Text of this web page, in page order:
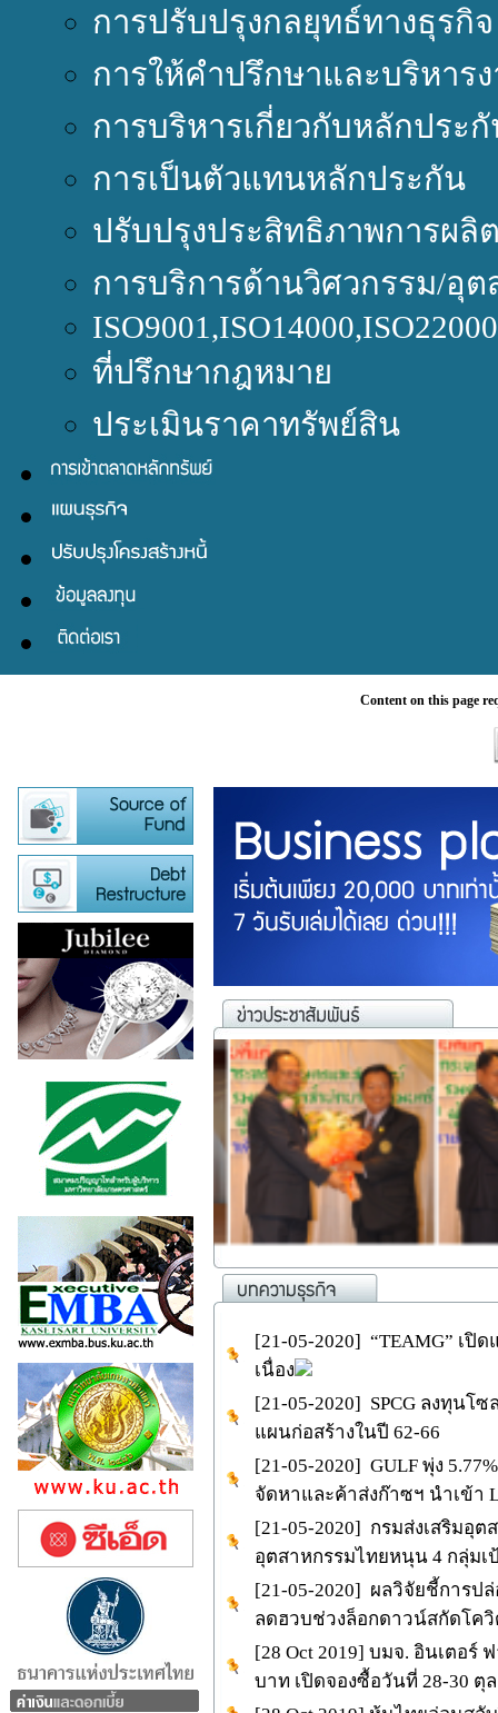
การปรับปรุงกลยุทธ์ทางธุรกิจ
การให้คำปรึกษาและบริหา
การบริหารเกี่ยวกับหลักประ
การเป็นตัวแทนหลักประกัน
ปรับปรุงประสิทธิภาพการผลิ
การบริการด้านวิศวกรรม/อุ
ที่ปรึกษากฎหมาย
ประเมินราคาทรัพย์สิน
Content on this page
[21-05-2020] “TEAMG” เ
เนื่อง
[21-05-2020] SPCG ลงทุนโ
แผนก่อสร้างในปี 62-66
[21-05-2020] GULF พุ่ง
จัดหาและค้าส่งก๊าซฯ นำเข้า
[21-05-2020] กรมส่งเสริมอุต
อุตสาหกรรมไทยหนุน 4 กลุ่มเ
[21-05-2020] ผลวิจัยชี้การป
ลดฮวบช่วงล็อกดาวน์สกัดโควิ
[28 Oct 2019] บมจ. อินเตอร์
บาท เปิดจองซื้อวันที่ 28-30 ตุ